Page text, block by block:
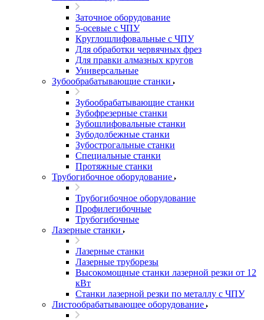
Заточное оборудование
5-осевые с ЧПУ
Круглошлифовальные с ЧПУ
Для обработки червячных фрез
Для правки алмазных кругов
Универсальные
Зубообрабатывающие станки
Зубообрабатывающие станки
Зубофрезерные станки
Зубошлифовальные станки
Зубодолбежные станки
Зубострогальные станки
Специальные станки
Протяжные станки
Трубогибочное оборудование
Трубогибочное оборудование
Профилегибочные
Трубогибочные
Лазерные станки
Лазерные станки
Лазерные труборезы
Высокомощные станки лазерной резки от 12
кВт
Станки лазерной резки по металлу с ЧПУ
Листообрабатывающее оборудование